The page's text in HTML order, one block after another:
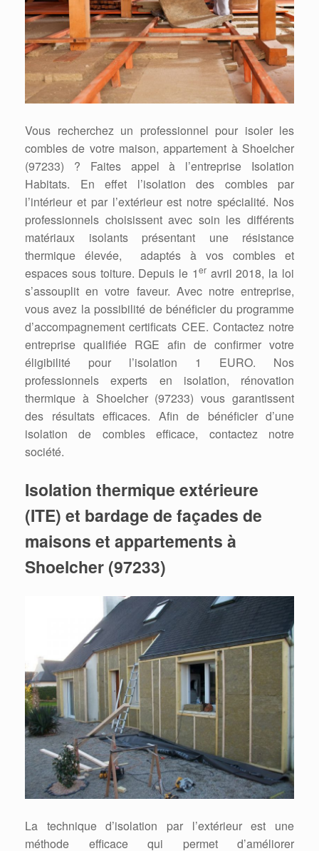
Vous recherchez un professionnel pour isoler les
combles de votre maison, appartement à Shoelcher
(97233) ? Faites appel à l’entreprise Isolation
Habitats. En effet l’isolation des combles par
l’intérieur et par l’extérieur est notre spécialité. Nos
professionnels choisissent avec soin les différents
matériaux isolants présentant une résistance
thermique élevée, adaptés à vos combles et
espaces sous toiture. Depuis le 1eravril 2018, la loi
s’assouplit en votre faveur. Avec notre entreprise,
vous avez la possibilité de bénéficier du programme
d’accompagnement certificats CEE. Contactez notre
entreprise qualifiée RGE afin de confirmer votre
éligibilité pour l’isolation 1 EURO. Nos
professionnels experts en isolation, rénovation
thermique à Shoelcher (97233) vous garantissent
des résultats efficaces. Afin de bénéficier d’une
isolation de combles efficace, contactez notre
société.
Isolation thermique extérieure
(ITE) et bardage de façades de
maisons et appartements à
Shoelcher (97233)
La technique d’isolation par l’extérieur est une
méthode efficace qui permet d’améliorer